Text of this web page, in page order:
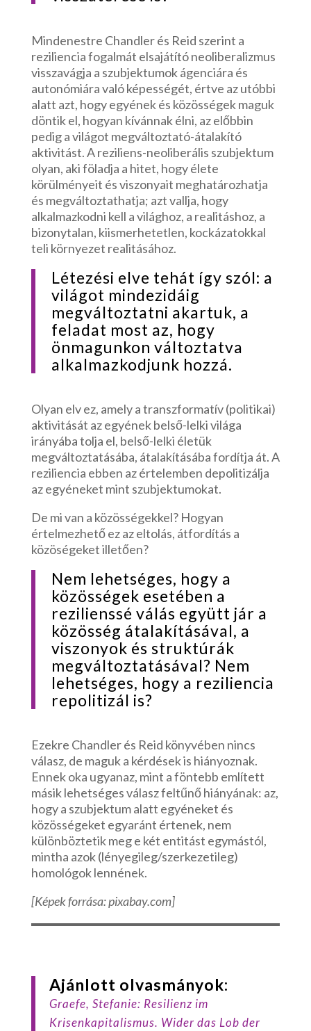
Mindenestre Chandler és Reid szerint a
reziliencia fogalmát elsajátító neoliberalizmus
visszavágja a szubjektumok ágenciára és
autonómiára való képességét, értve az utóbbi
alatt azt, hogy egyének és közösségek maguk
döntik el, hogyan kívánnak élni, az előbbin
pedig a világot megváltoztató-átalakító
aktivitást. A reziliens-neoliberális szubjektum
olyan, aki föladja a hitet, hogy élete
körülményeit és viszonyait meghatározhatja
és megváltoztathatja; azt vallja, hogy
alkalmazkodni kell a világhoz, a realitáshoz, a
bizonytalan, kiismerhetetlen, kockázatokkal
teli környezet realitásához.
Létezési elve tehát így szól: a
világot mindezidáig
megváltoztatni akartuk, a
feladat most az, hogy
önmagunkon változtatva
alkalmazkodjunk hozzá.
Olyan elv ez, amely a transzformatív (politikai)
aktivitását az egyének belső-lelki világa
irányába tolja el, belső-lelki életük
megváltoztatásába, átalakításába fordítja át. A
reziliencia ebben az értelemben depolitizálja
az egyéneket mint szubjektumokat.
De mi van a közösségekkel? Hogyan
értelmezhető ez az eltolás, átfordítás a
közöségeket illetően?
Nem lehetséges, hogy a
közösségek esetében a
rezilienssé válás együtt jár a
közösség átalakításával, a
viszonyok és struktúrák
megváltoztatásával? Nem
lehetséges, hogy a reziliencia
repolitizál is?
Ezekre Chandler és Reid könyvében nincs
válasz, de maguk a kérdések is hiányoznak.
Ennek oka ugyanaz, mint a föntebb említett
másik lehetséges válasz feltűnő hiányának: az,
hogy a szubjektum alatt egyéneket és
közösségeket egyaránt értenek, nem
különböztetik meg e két entitást egymástól,
mintha azok (lényegileg/szerkezetileg)
homológok lennének.
[Képek forrása: pixabay.com]
Ajánlott olvasmányok:
Graefe, Stefanie: Resilienz im
Krisenkapitalismus. Wider das Lob der